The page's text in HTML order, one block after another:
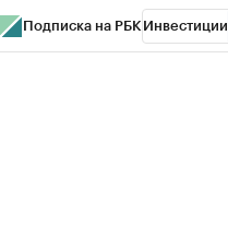
Подписка на РБК Инвестиции